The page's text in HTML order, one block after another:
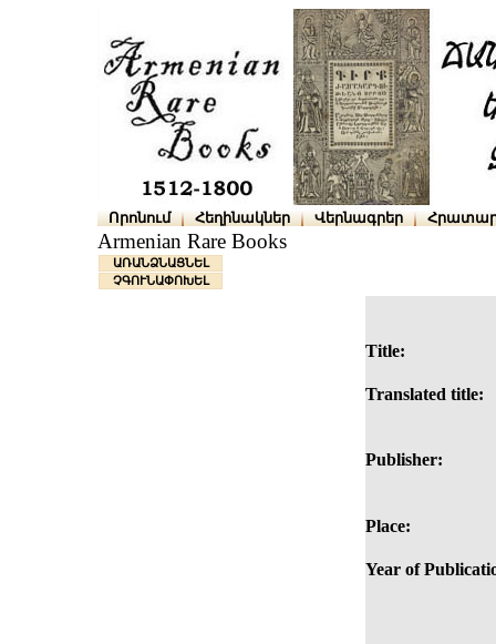
Որոնում Հեղինակներ Վերնագրեր
Armenian Rare Books
ԱՌԱՆՁՆԱՑՆԵԼ
ՉԳՈՒՆԱՓՈԽԵԼ
Title:
Translated title:
Publisher:
Place:
Year of